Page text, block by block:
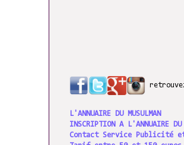
L'ANNUAIRE DU MUSULMAN
INSCRIPTION A L'ANNUAIRE DU
Contact Service Publicité